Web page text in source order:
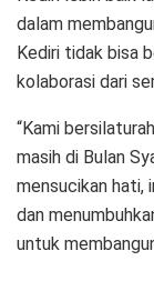
dalam
Kediri tidak bisa
kolaborasi dari
“Kami
masih di Bulan
mensucikan hati,
dan
untuk